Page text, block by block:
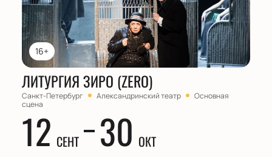
16+
ЛИТУРГИЯ ЗИРО (ZERO)
Санкт-Петербург Александринский театр
Основная
сцена
12 СЕНТ 30 ОКТ